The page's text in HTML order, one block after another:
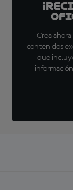
Crea
contenidos
que